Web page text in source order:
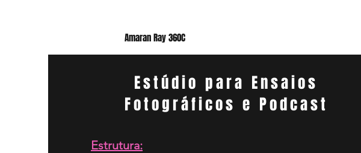
Amaran Ray 360C
Estúdio para Ensaios
Fotográficos e Podcast
Estrutura: